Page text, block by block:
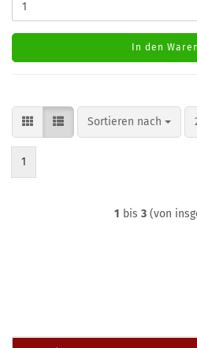
In den
Sortieren nach
Sortieren nach
1
1 bis 3(von